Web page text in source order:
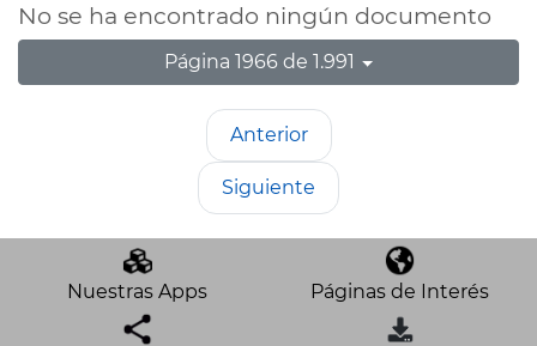
No se ha encontrado ningún documento
Página 1966 de 1.991
Anterior
Siguiente
Nuestras Apps Páginas de Interés